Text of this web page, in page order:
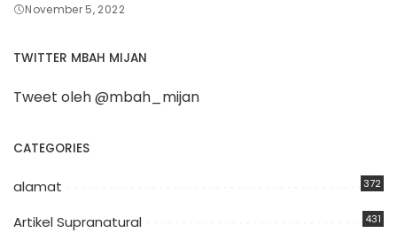
November 5, 2022
TWITTER MBAH MIJAN
Tweet oleh @mbah_mijan
CATEGORIES
alamat 372
Artikel Supranatural 431